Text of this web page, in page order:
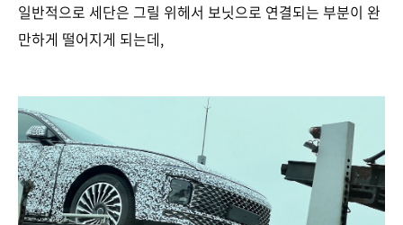
일반적으로 세단은 그릴 위헤서 보닛으로 연결되는 부분이 완
만하게 떨어지게 되는데,